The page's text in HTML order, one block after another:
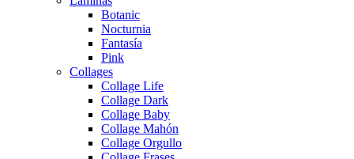
Botanic
Nocturnia
Fantasía
Pink
Collages
Collage Life
Collage Dark
Collage Baby
Collage Mahón
Collage Orgullo